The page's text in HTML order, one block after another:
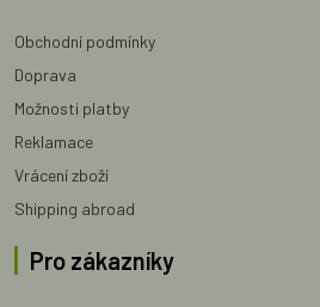
Obchodní podmínky
Doprava
Možnosti platby
Reklamace
Vrácení zboží
Shipping abroad
Pro zákazníky